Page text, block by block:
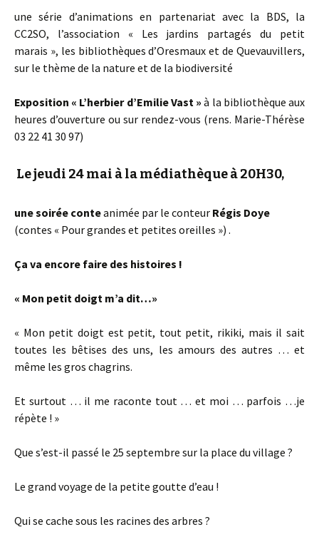
une série d’animations en partenariat avec la BDS, la
CC2SO, l’association « Les jardins partagés du petit
marais », les bibliothèques d’Oresmaux et de Quevauvillers,
sur le thème de la nature et de la biodiversité
Exposition « L’herbier d’Emilie Vast » à la bibliothèque aux
heures d’ouverture ou sur rendez-vous (rens. Marie-Thérèse
03 22 41 30 97)
Lejeudi 24 mai à la médiathèque à 20H30,
une soirée conteanimée par le conteur Régis Doye
(contes « Pour grandes et petites oreilles ») .
Ça va encore faire des histoires !
« Mon petit doigt m’a dit…»
« Mon petit doigt est petit, tout petit, rikiki, mais il sait
toutes les bêtises des uns, les amours des autres … et
même les gros chagrins.
Et surtout … il me raconte tout … et moi … parfois …je
répète ! »
Que s’est-il passé le 25 septembre sur la place du village ?
Le grand voyage de la petite goutte d’eau !
Qui se cache sous les racines des arbres ?